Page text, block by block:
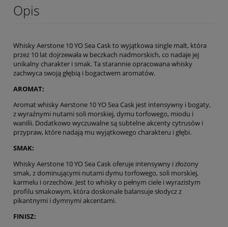
Opis
Whisky Aerstone 10 YO Sea Cask to wyjątkowa single malt, która
przez 10 lat dojrzewała w beczkach nadmorskich, co nadaje jej
unikalny charakter i smak. Ta starannie opracowana whisky
zachwyca swoją głębią i bogactwem aromatów.
AROMAT:
Aromat whisky Aerstone 10 YO Sea Cask jest intensywny i bogaty,
z wyraźnymi nutami soli morskiej, dymu torfowego, miodu i
wanilii. Dodatkowo wyczuwalne są subtelne akcenty cytrusów i
przypraw, które nadają mu wyjątkowego charakteru i głębi.
SMAK:
Whisky Aerstone 10 YO Sea Cask oferuje intensywny i złożony
smak, z dominującymi nutami dymu torfowego, soli morskiej,
karmelu i orzechów. Jest to whisky o pełnym ciele i wyrazistym
profilu smakowym, która doskonale balansuje słodycz z
pikantnymi i dymnymi akcentami.
FINISZ: